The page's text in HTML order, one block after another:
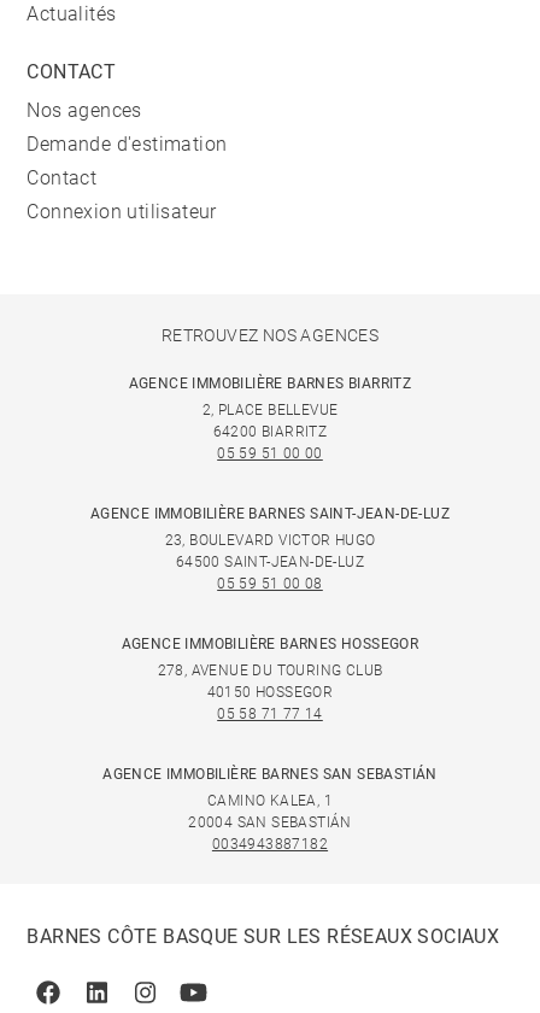
Actualités
CONTACT
Nos agences
Demande d'estimation
Contact
Connexion utilisateur
RETROUVEZ NOS AGENCES
AGENCE IMMOBILIÈRE BARNES BIARRITZ
2, PLACE BELLEVUE
64200 BIARRITZ
05 59 51 00 00
AGENCE IMMOBILIÈRE BARNES SAINT-JEAN-DE-LUZ
23, BOULEVARD VICTOR HUGO
64500 SAINT-JEAN-DE-LUZ
05 59 51 00 08
AGENCE IMMOBILIÈRE BARNES HOSSEGOR
278, AVENUE DU TOURING CLUB
40150 HOSSEGOR
05 58 71 77 14
AGENCE IMMOBILIÈRE BARNES SAN SEBASTIÁN
CAMINO KALEA, 1
20004 SAN SEBASTIÁN
0034943887182
BARNES CÔTE BASQUE SUR LES RÉSEAUX SOCIAUX
FacebookLinkedinInstagramYoutube